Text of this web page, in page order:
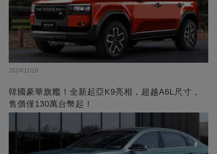
2024/11/18
韓國豪華旗艦！全新起亞K9亮相，超越A6L尺寸，
售價僅130萬台幣起！